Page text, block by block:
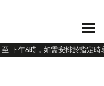
下午6時，如需安排於指定時